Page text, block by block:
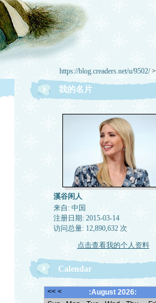
https://blog.creaders.net/u/9502/>
我的名片
溪谷闲人
来自: 中国
注册日期: 2015-03-14
访问总量: 12,890,632 次
点击查看我的个人资料
Calendar